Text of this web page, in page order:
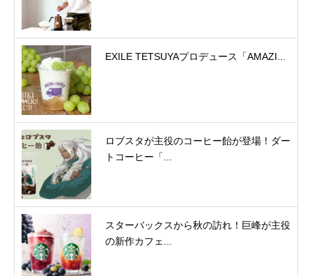
EXILE TETSUYAプロデュース「AMAZI...
ロブスタが主役のコーヒー飴が登場！ダー
トコーヒー「...
スターバックスから秋の訪れ！巨峰が主役
の新作カフェ...